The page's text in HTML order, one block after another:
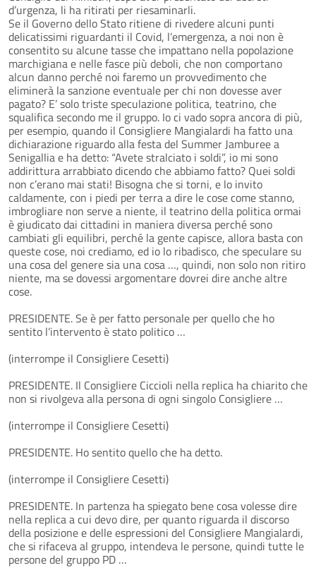
d’urgenza, li ha ritirati per riesaminarli.
Se il Governo dello Stato ritiene di rivedere alcuni punti
delicatissimi riguardanti il Covid, l’emergenza, a noi non è
consentito su alcune tasse che impattano nella popolazione
marchigiana e nelle fasce più deboli, che non comportano
alcun danno perché noi faremo un provvedimento che
eliminerà la sanzione eventuale per chi non dovesse aver
pagato? E’ solo triste speculazione politica, teatrino, che
squalifica secondo me il gruppo. Io ci vado sopra ancora di più,
per esempio, quando il Consigliere Mangialardi ha fatto una
dichiarazione riguardo alla festa del Summer Jamburee a
Senigallia e ha detto: “Avete stralciato i soldi”, io mi sono
addirittura arrabbiato dicendo che abbiamo fatto? Quei soldi
non c’erano mai stati! Bisogna che si torni, e lo invito
caldamente, con i piedi per terra a dire le cose come stanno,
imbrogliare non serve a niente, il teatrino della politica ormai
è giudicato dai cittadini in maniera diversa perché sono
cambiati gli equilibri, perché la gente capisce, allora basta con
queste cose, noi crediamo, ed io lo ribadisco, che speculare su
una cosa del genere sia una cosa …, quindi, non solo non ritiro
niente, ma se dovessi argomentare dovrei dire anche altre
cose.
PRESIDENTE. Se è per fatto personale per quello che ho
sentito l’intervento è stato politico …
(interrompe il Consigliere Cesetti)
PRESIDENTE. Il Consigliere Ciccioli nella replica ha chiarito che
non si rivolgeva alla persona di ogni singolo Consigliere …
(interrompe il Consigliere Cesetti)
PRESIDENTE. Ho sentito quello che ha detto.
(interrompe il Consigliere Cesetti)
PRESIDENTE. In partenza ha spiegato bene cosa volesse dire
nella replica a cui devo dire, per quanto riguarda il discorso
della posizione e delle espressioni del Consigliere Mangialardi,
che si rifaceva al gruppo, intendeva le persone, quindi tutte le
persone del gruppo PD …